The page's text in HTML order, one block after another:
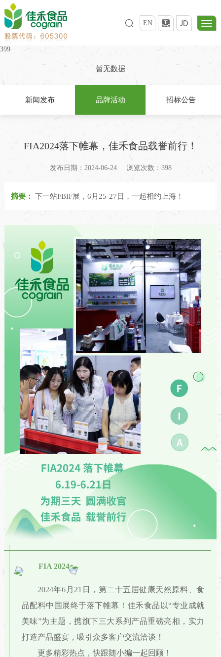
EN
399
暂无数据
新闻发布 品牌活动 招标公告
FIA2024落下帷幕，佳禾食品载誉前行！
发布日期：2024-06-24 浏览次数：398
摘要： 下一站FBIF展，6月25-27日，一起相约上海！
FIA 2024
2024年6月21日，第二十五届健康天然原料、食
品配料中国展终于落下帷幕！佳禾食品以“专业成就
美味”为主题，携旗下三大系列产品重磅亮相，实力
打造产品盛宴，吸引众多客户交流洽谈！
更多精彩热点，快跟随小编一起回顾！